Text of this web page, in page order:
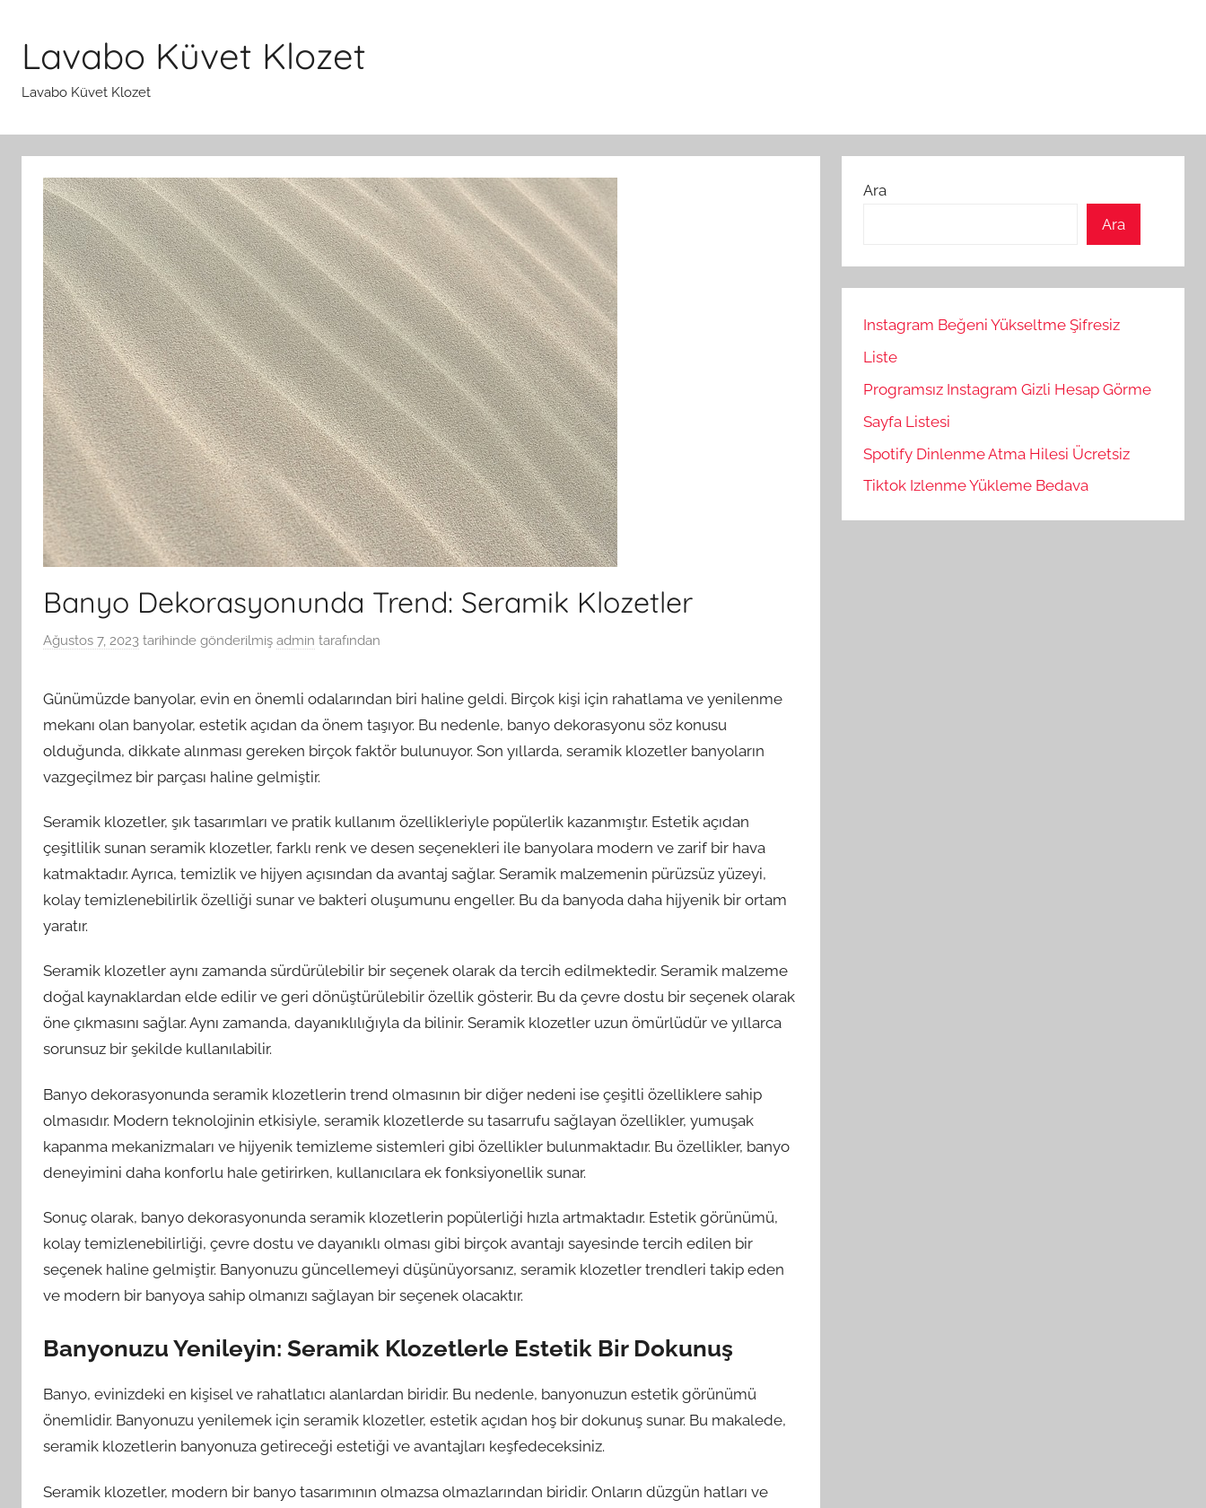
Lavabo Küvet Klozet
Lavabo Küvet Klozet
Banyo Dekorasyonunda Trend: Seramik Klozetler
Ağustos 7, 2023 tarihinde gönderilmiş admin tarafından
Günümüzde banyolar, evin en önemli odalarından biri haline geldi. Birçok kişi için rahatlama ve yenilenme
mekanı olan banyolar, estetik açıdan da önem taşıyor. Bu nedenle, banyo dekorasyonu söz konusu
olduğunda, dikkate alınması gereken birçok faktör bulunuyor. Son yıllarda, seramik klozetler banyoların
vazgeçilmez bir parçası haline gelmiştir.
Seramik klozetler, şık tasarımları ve pratik kullanım özellikleriyle popülerlik kazanmıştır. Estetik açıdan
çeşitlilik sunan seramik klozetler, farklı renk ve desen seçenekleri ile banyolara modern ve zarif bir hava
katmaktadır. Ayrıca, temizlik ve hijyen açısından da avantaj sağlar. Seramik malzemenin pürüzsüz yüzeyi,
kolay temizlenebilirlik özelliği sunar ve bakteri oluşumunu engeller. Bu da banyoda daha hijyenik bir ortam
yaratır.
Seramik klozetler aynı zamanda sürdürülebilir bir seçenek olarak da tercih edilmektedir. Seramik malzeme
doğal kaynaklardan elde edilir ve geri dönüştürülebilir özellik gösterir. Bu da çevre dostu bir seçenek olarak
öne çıkmasını sağlar. Aynı zamanda, dayanıklılığıyla da bilinir. Seramik klozetler uzun ömürlüdür ve yıllarca
sorunsuz bir şekilde kullanılabilir.
Banyo dekorasyonunda seramik klozetlerin trend olmasının bir diğer nedeni ise çeşitli özelliklere sahip
olmasıdır. Modern teknolojinin etkisiyle, seramik klozetlerde su tasarrufu sağlayan özellikler, yumuşak
kapanma mekanizmaları ve hijyenik temizleme sistemleri gibi özellikler bulunmaktadır. Bu özellikler, banyo
deneyimini daha konforlu hale getirirken, kullanıcılara ek fonksiyonellik sunar.
Sonuç olarak, banyo dekorasyonunda seramik klozetlerin popülerliği hızla artmaktadır. Estetik görünümü,
kolay temizlenebilirliği, çevre dostu ve dayanıklı olması gibi birçok avantajı sayesinde tercih edilen bir
seçenek haline gelmiştir. Banyonuzu güncellemeyi düşünüyorsanız, seramik klozetler trendleri takip eden
ve modern bir banyoya sahip olmanızı sağlayan bir seçenek olacaktır.
Banyonuzu Yenileyin: Seramik Klozetlerle Estetik Bir Dokunuş
Banyo, evinizdeki en kişisel ve rahatlatıcı alanlardan biridir. Bu nedenle, banyonuzun estetik görünümü
önemlidir. Banyonuzu yenilemek için seramik klozetler, estetik açıdan hoş bir dokunuş sunar. Bu makalede,
seramik klozetlerin banyonuza getireceği estetiği ve avantajları keşfedeceksiniz.
Seramik klozetler, modern bir banyo tasarımının olmazsa olmazlarından biridir. Onların düzgün hatları ve
Ara
Ara
Instagram Beğeni Yükseltme Şifresiz
Liste
Programsız Instagram Gizli Hesap Görme
Sayfa Listesi
Spotify Dinlenme Atma Hilesi Ücretsiz
Tiktok Izlenme Yükleme Bedava